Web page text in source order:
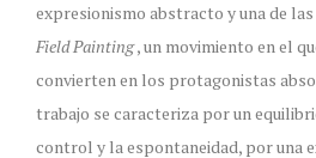
expresionismo abstracto y una de
Field Painting, un movimiento en el
convierten en los protagonistas
trabajo se caracteriza por un
control y la espontaneidad, por una